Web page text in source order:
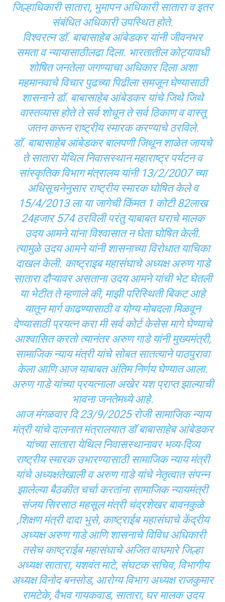
जिल्हाधिकारी सातारा, भुमापन अधिकारी सातारा व इतर
संबंधित अधिकारी उपस्थित होते.
विश्वरत्न डाॅ. बाबासाहेब आंबेडकर यांनी जीवनभर
समता व न्यायासाठीलढा दिला. भारतातील कोट्यावधी
शोषित जनतेला जगण्याचा अधिकार दिला अशा
महमानवाचे विचार पुढच्या पिढीला समजून घेण्यासाठी
शासनाने डाॅ. बाबासाहेब आंबेडकर यांचे जिथे जिथे
वास्तव्यास होते ते सर्व शोधून ते सर्व ठिकाण व वास्तू
जतन करून राष्ट्रीय स्मारक करण्याचे ठरविले.
डाॅ. बाबासाहेब आंबेडकर बालपणी जिथून शाळेत जायचे
ते सातारा येथिल निवासस्थान महाराष्ट्र पर्यटन व
सांस्कृतिक विभाग मंत्रालय यांनी 13/2/2007 च्या
अधिसूचनेनुसार राष्ट्रीय स्मारक घोषित केले व
15/4/2013 ला या जागेची किंमत 1 कोटी 82लाख
24हजार 574 ठरविली परंतु याबाबत घराचे मालक
उदय आमने यांना विश्वासात न घेता घोषित केली.
त्यामुळे उदय आमने यांनी शासनाच्या विरोधात याचिका
दाखल केली. काष्ट्राइब महासंघाचे अध्यक्ष अरुण गाडे
सातारा दौऱ्यावर असताना उदय आमने यांची भेट घेतली
या भेटीत ते म्हणाले की, माझी परिस्थिती बिकट आहे
यातून मार्ग काढण्यासाठी व योग्य मोबदला मिळवून
देण्यासाठी प्रयत्न करा मी सर्व कोर्ट केसेस मागे घेण्याचे
आश्वासित करतो त्यानंतर अरुण गाडे यांनी मुख्यमंत्री,
सामाजिक न्याय मंत्री यांचे सोबत सातत्याने पाठपुरावा
केला आणि आज याबाबत अंतिम निर्णय घेण्यात आला.
अरुण गाडे यांच्या प्रयत्नाला अखेर यश प्राप्त झाल्याची
भावना जनतेमध्ये आहे.
आज मंगळवार दि 23/9/2025 रोजी सामाजिक न्याय
मंत्री यांचे दालनात मंत्रालयात डॉ बाबासाहेब आंबेडकर
यांच्या सातारा येथिल निवासस्थानावर भव्य-दिव्य
राष्ट्रीय स्मारक उभारण्यासाठी सामाजिक न्याय मंत्री
यांचे अध्यक्षतेखाली व अरुण गाडे यांचे नेतृत्वात संपन्न
झालेल्या बैठकीत चर्चा करतांना सामाजिक न्यायमंत्री
संजय सिरसाठ महसूल मंत्री चंद्रशेखर बावनकुळे
,शिक्षण मंत्री दादा भुसे, काष्ट्राईब महासंघाचे केंद्रीय
अध्यक्ष अरुण गाडे आणि शासनाचे विविध अधिकारी
तसेच काष्ट्राईब महासंघाचे अजित वाघमारे जिल्हा
अध्यक्ष सातारा, यशवंत माटे, संघटक सचिव, विभागीय
अध्यक्ष विनोद बनसोड, आरोग्य विभाग अध्यक्ष राजकुमार
रामटेके, वैभव गायकवाड, सातारा, घर मालक उदय